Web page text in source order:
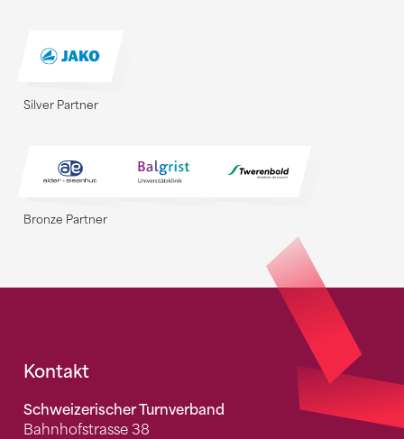
Silver Partner
Bronze Partner
Fusszeile
Kontakt
Schweizerischer Turnverband
Bahnhofstrasse 38